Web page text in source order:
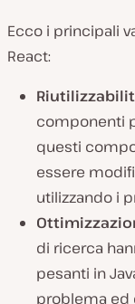
Ecco i principali
React:
componenti
questi
essere
utilizzando i
di ricerca
pesanti in
problema ed